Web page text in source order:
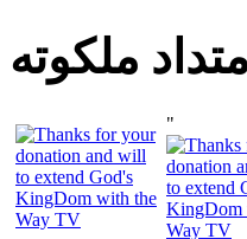
ملكوته
"